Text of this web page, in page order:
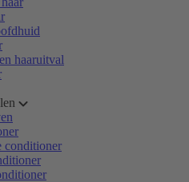
haaruitval
conditioner